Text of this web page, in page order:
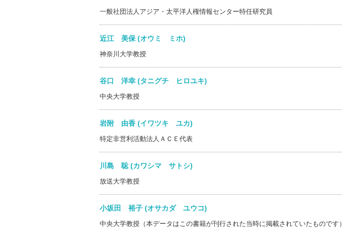
一般社団法人アジア・太平洋人権情報センター特任研究員
近江 美保 (オウミ ミホ)
神奈川大学教授
谷口 洋幸 (タニグチ ヒロユキ)
中央大学教授
岩附 由香 (イワツキ ユカ)
特定非営利活動法人ＡＣＥ代表
川島 聡 (カワシマ サトシ)
放送大学教授
小坂田 裕子 (オサカダ ユウコ)
中央大学教授（本データはこの書籍が刊行された当時に掲載されていたものです）